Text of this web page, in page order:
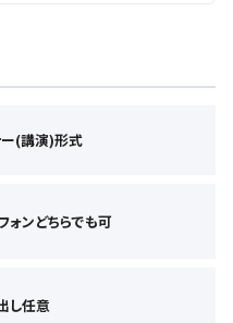
ー(講演)形式
ォンどちらでも可
し任意